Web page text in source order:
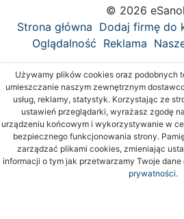
© 2026
Strona główna Dodaj firmę do
Oglądalność Reklama
Używamy plików cookies oraz podobnych
umieszczanie naszym zewnętrznym
usług, reklamy, statystyk. Korzystając ze
ustawień przeglądarki, wyrażasz zgodę
urządzeniu końcowym i wykorzystywanie w
bezpiecznego funkcjonowania strony.
zarządzać plikami cookies, zmieniając
informacji o tym jak przetwarzamy Twoje
prywatności.